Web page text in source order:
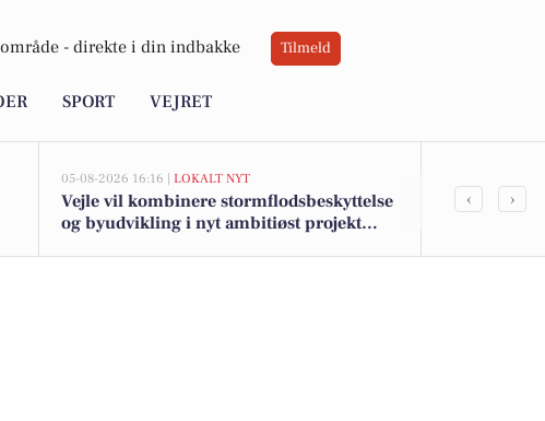
- direkte i din indbakke Tilmeld
SPORT VEJRET
05-08-2026 16:16 | LOKALT NYT
Vejle vil kombinere stormflodsbeskyttelse
og byudvikling i nyt ambitiøst projekt
Top 6 over
‹ ›